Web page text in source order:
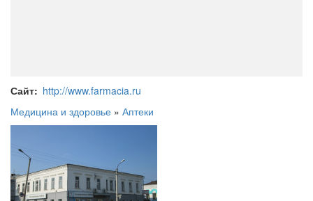
Сайт
http://www.farmacia.ru
Медицина и здоровье » Аптеки